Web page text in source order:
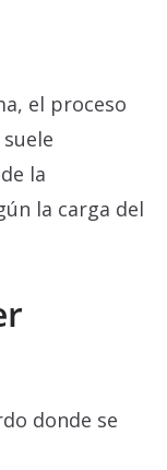
el proceso
la
la carga del
donde se